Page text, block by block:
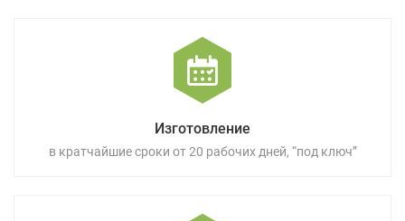
Изготовление
в кратчайшие сроки от 20 рабочих дней, “под ключ”